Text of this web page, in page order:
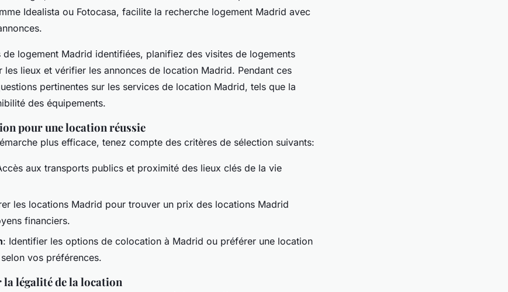
Idealista ou Fotocasa, facilite la recherche logement Madrid avec
logement Madrid identifiées, planifiez des visites de logements
les lieux et vérifier les annonces de location Madrid. Pendant ces
pertinentes sur les services de location Madrid, tels que la
des équipements.
pour une location réussie
plus efficace, tenez compte des critères de sélection suivants:
aux transports publics et proximité des lieux clés de la vie
les locations Madrid pour trouver un prix des locations Madrid
financiers.
: Identifier les options de colocation à Madrid ou préférer une location
vos préférences.
légalité de la location